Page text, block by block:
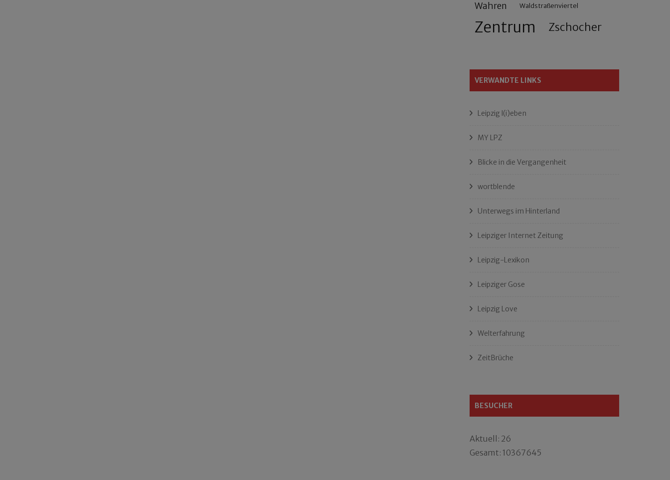
Wahren Waldstraßenviertel
Zentrum Zschocher
VERWANDTE LINKS
Leipzig l(i)eben
MY LPZ
Blicke in die Vergangenheit
wortblende
Unterwegs im Hinterland
Leipziger Internet Zeitung
Leipzig-Lexikon
Leipziger Gose
Leipzig Love
Welterfahrung
ZeitBrüche
BESUCHER
Aktuell: 26
Gesamt: 10367645